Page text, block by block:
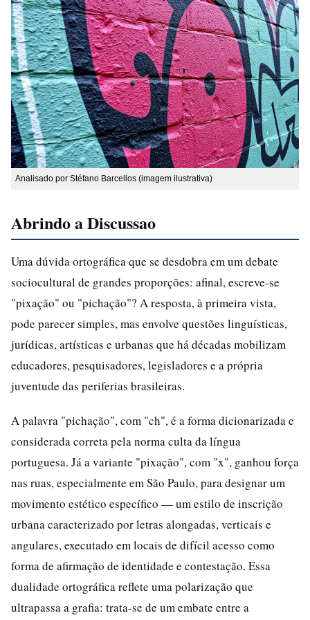
Analisado por Stéfano Barcellos (imagem ilustrativa)
Abrindo a Discussao
Uma dúvida ortográfica que se desdobra em um debate
sociocultural de grandes proporções: afinal, escreve-se
"pixação" ou "pichação"? A resposta, à primeira vista,
pode parecer simples, mas envolve questões linguísticas,
jurídicas, artísticas e urbanas que há décadas mobilizam
educadores, pesquisadores, legisladores e a própria
juventude das periferias brasileiras.
A palavra "pichação", com "ch", é a forma dicionarizada e
considerada correta pela norma culta da língua
portuguesa. Já a variante "pixação", com "x", ganhou força
nas ruas, especialmente em São Paulo, para designar um
movimento estético específico — um estilo de inscrição
urbana caracterizado por letras alongadas, verticais e
angulares, executado em locais de difícil acesso como
forma de afirmação de identidade e contestação. Essa
dualidade ortográfica reflete uma polarização que
ultrapassa a grafia: trata-se de um embate entre a